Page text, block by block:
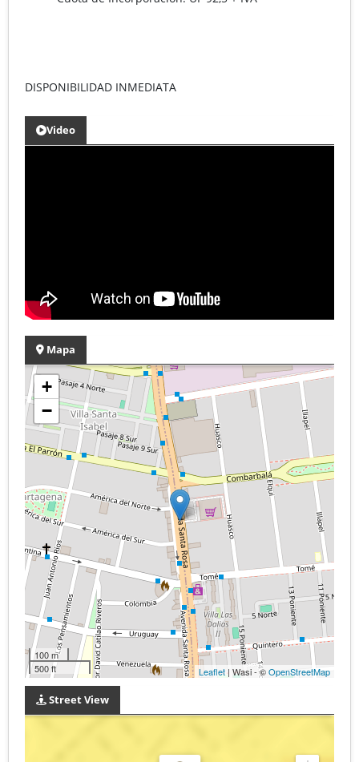
DISPONIBILIDAD INMEDIATA
Video
Mapa
+
−
100 m
500 ft
Leaflet| Wasi - ©OpenStreetMap
Street View